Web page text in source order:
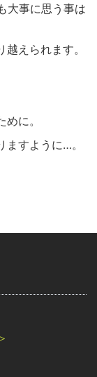
大事に思う事は
えられます。
に。
ますように…。